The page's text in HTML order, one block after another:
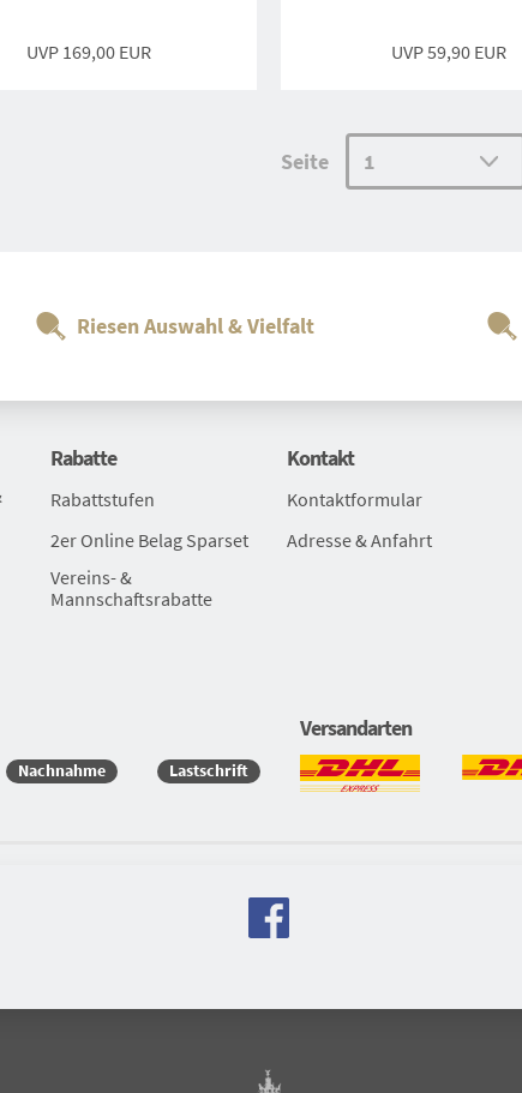
UVP 169,00 EUR UVP59,90 EUR
Seite
Riesen Auswahl & Vielfalt
Rabatte
Rabattstufen
2er Online Belag Sparset
Vereins- &
Mannschaftsrabatte
Kontakt
Kontaktformular
Adresse & Anfahrt
Nachnahme Lastschrift
Versandarten